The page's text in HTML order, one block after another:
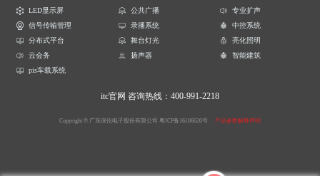
LED显示屏
公共广播
专业扩声
信号传输管理
录播系统
中控系统
分布式平台
舞台灯光
亮化照明
云会务
扬声器
智能建筑
pis车载系统
itc官网 咨询热线：400-991-2218
Copyright © 广东保伦电子股份有限公司 粤ICP备16106620号 产品参数解释声明